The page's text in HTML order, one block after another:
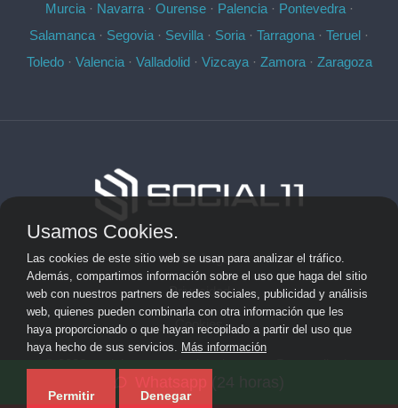
Murcia· Navarra· Ourense· Palencia· Pontevedra·
Salamanca · Segovia · Sevilla · Soria · Tarragona · Teruel ·
Toledo· Valencia· Valladolid· Vizcaya· Zamora· Zaragoza
Aviso Legal
Privacidad
Cookies
aplicaciones de software personalizadas ·
Usamos Cookies.
Las cookies de este sitio web se usan para analizar el tráfico.
Además, compartimos información sobre el uso que haga del sitio
web con nuestros partners de redes sociales, publicidad y análisis
web, quienes pueden combinarla con otra información que les
haya proporcionado o que hayan recopilado a partir del uso que
haya hecho de sus servicios. Más información
Permitir Denegar